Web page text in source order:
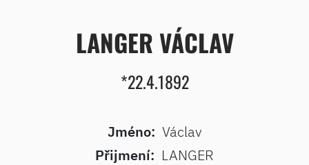
LANGER VÁCLAV
*22.4.1892
Jméno: Václav
Přijmení: LANGER